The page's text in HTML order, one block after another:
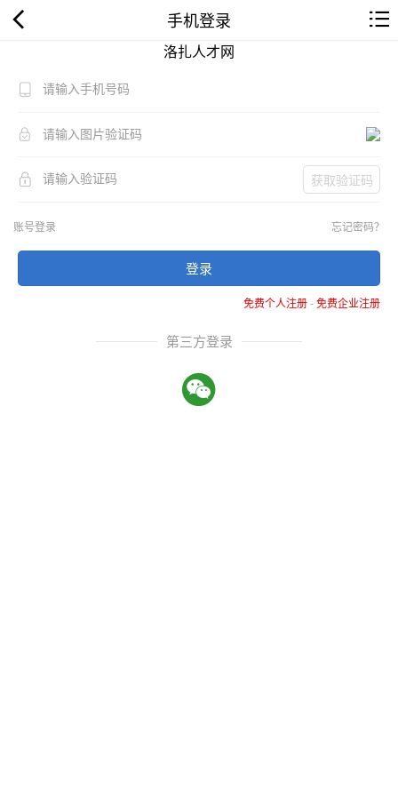
手机登录
洛扎人才网
获取验证码
账号登录 忘记密码？
登录
免费个人注册-免费企业注册
第三方登录